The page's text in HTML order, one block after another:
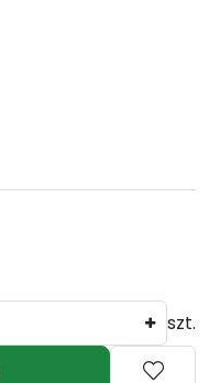
szt.